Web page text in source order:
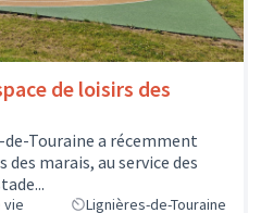
de loisirs des
Touraine a récemment
marais, au service des
vie Lignières-de-Touraine